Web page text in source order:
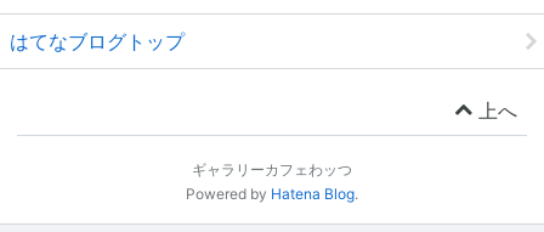
はてなブログトップ
上へ
ギャラリーカフェわッつ
Powered by Hatena Blog.